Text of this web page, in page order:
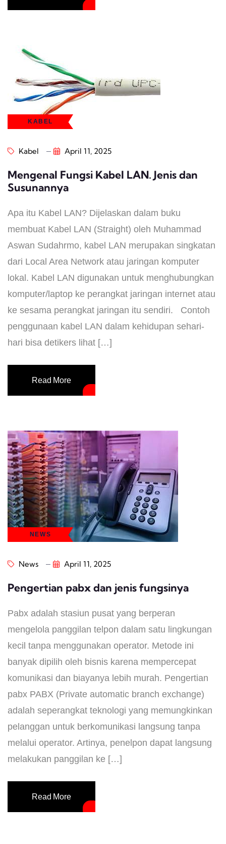
KABEL
Kabel April 11, 2025
Mengenal Fungsi Kabel LAN. Jenis dan
Susunannya
Apa itu Kabel LAN? Dijelaskan dalam buku
membuat Kabel LAN (Straight) oleh Muhammad
Aswan Sudahrmo, kabel LAN merupakan singkatan
dari Local Area Network atau jaringan komputer
lokal. Kabel LAN digunakan untuk menghubungkan
komputer/laptop ke perangkat jaringan internet atau
ke sesama perangkat jaringan itu sendiri. Contoh
penggunaan kabel LAN dalam kehidupan sehari-
hari bisa detikers lihat […]
Read More
NEWS
News April 11, 2025
Pengertian pabx dan jenis fungsinya
Pabx adalah stasiun pusat yang berperan
mengelola panggilan telpon dalam satu lingkungan
kecil tanpa menggunakan operator. Metode ini
banyak dipilih oleh bisnis karena mempercepat
komunikasi dan biayanya lebih murah. Pengertian
pabx PABX (Private automatic branch exchange)
adalah seperangkat teknologi yang memungkinkan
pelanggan untuk berkomunikasi langsung tanpa
melalui operator. Artinya, penelpon dapat langsung
melakukan panggilan ke […]
Read More